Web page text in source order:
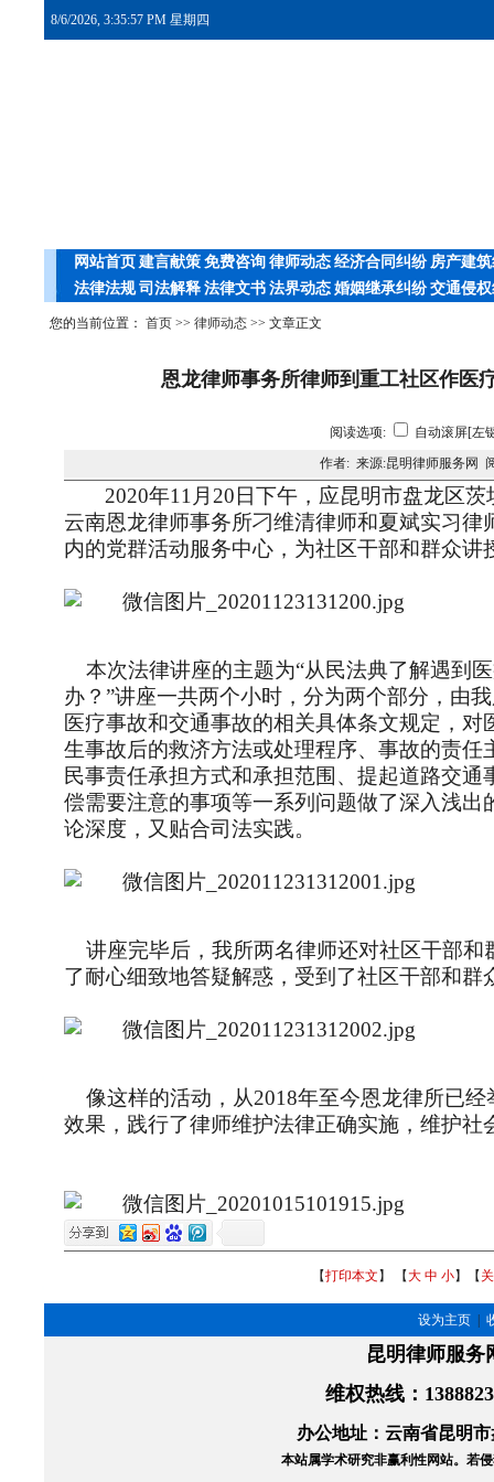
8/6/2026, 3:35:57 PM 星期四
网站首页 建言献策 免费咨询 律师动态 经济合同纠纷 房产建
法律法规 司法解释 法律文书 法界动态 婚姻继承纠纷 交通侵
您的当前位置： 首页 >> 律师动态 >> 文章正文
恩龙律师事务所律师到重工社区作医
阅读选项:
自动滚屏[左
作者: 来源:昆明律师服务网
2020年11月20日下午，应昆明市盘龙区
云南恩龙律师事务所刁维清律师和夏斌实习律
内的党群活动服务中心，为社区干部和群众讲
本次法律讲座的主题为“从民法典了解遇到
办？”讲座一共两个小时，分为两个部分，由
医疗事故和交通事故的相关具体条文规定，
生事故后的救济方法或处理程序、事故的责任
民事责任承担方式和承担范围、提起道路交
偿需要注意的事项等一系列问题做了深入浅出
论深度，又贴合司法实践。
讲座完毕后，我所两名律师还对社区干部和
了耐心细致地答疑解惑，受到了社区干部和群
像这样的活动，从2018年至今恩龙律所已经
效果，践行了律师维护法律正确实施，维护社
【打印本文 】 【大 中 小】【
设为主页
昆明律师服
维权热线 ：
办公地址：云南省昆明
本站属学术研究非赢利性网站。 若